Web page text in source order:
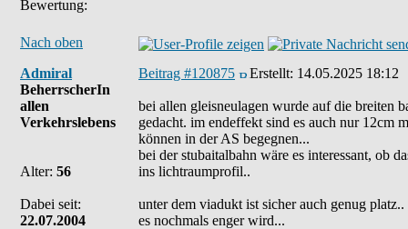
Bewertung:
Nach oben
Admiral
BeherrscherIn
allen
Verkehrslebens
Alter: 56
Dabei seit:
22.07.2004
Beitrag #120875 Erstellt: 14.05.2025 18:12
bei allen gleisneulagen wurde auf die breiten
gedacht. im endeffekt sind es auch nur 12cm
können in der AS begegnen...
bei der stubaitalbahn wäre es interessant, ob
ins lichtraumprofil..
unter dem viadukt ist sicher auch genug
es nochmals enger wird...